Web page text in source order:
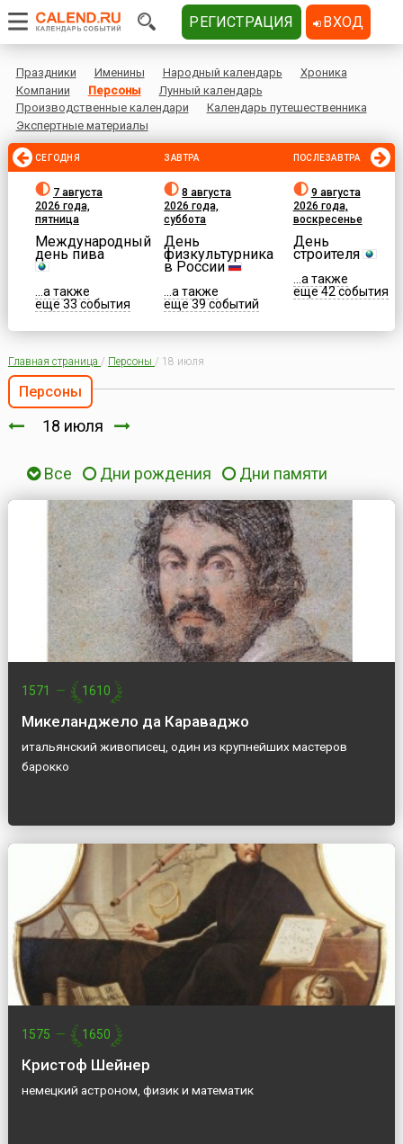
Праздники Именины Народный календарь
Хроника
Компании
Персоны
Лунный календарь
Производственные календари
Календарь путешественника
Экспертные материалы
СЕГОДНЯ
7 августа
2026 года,
пятница
Международный
день пива
...а также
еще 33 события
ЗАВТРА
8 августа
2026 года,
суббота
День
физкультурника
в России
...а также
еще 39 событий
ПОСЛЕЗАВТРА
9 августа
2026 года,
воскресенье
День
строителя
...а также
еще 42 события
Главная страница / Персоны / 18 июля
Персоны
18 июля
Все Дни рождения Дни памяти
1571 — 1610
Микеланджело да Караваджо
итальянский живописец, один из крупнейших мастеров
барокко
1575 — 1650
Кристоф Шейнер
немецкий астроном, физик и математик
РЕГИСТРАЦИЯ ВХОД